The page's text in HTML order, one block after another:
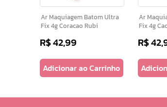
Ar Maquiagem Batom Ultra
Fix 4g Coracao Rubi
R$42,99
Adicionar ao Carrinho
Ar Maquiagem
Fix
R$42,